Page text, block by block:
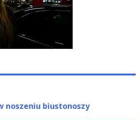
noszeniu biustonoszy